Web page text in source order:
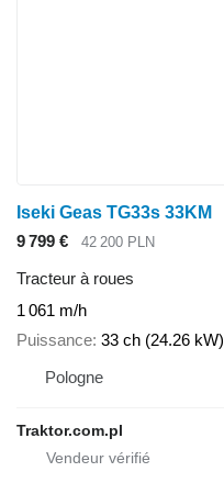
Iseki Geas TG33s 33KM
9 799 €
42 200 PLN
Tracteur à roues
1 061 m/h
Puissance 33 ch (24.26 kW)
Pologne
Traktor.com.pl